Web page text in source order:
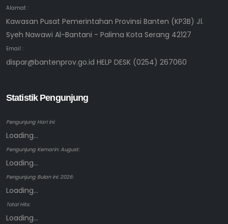
Alamat :
Kawasan Pusat Pemerintahan Provinsi Banten (KP3B) Jl.
Syeh Nawawi Al-Bantani - Palima Kota Serang 42127
Email :
dispar@bantenprov.go.id HELP DESK (0254) 267060
Statistik Pengunjung
Pengunjung Hari ini:
Loading...
Pengunjung Kemarin: August:
Loading...
Pengunjung Bulan ini: 2026:
Loading...
Total Hits:
Loading...